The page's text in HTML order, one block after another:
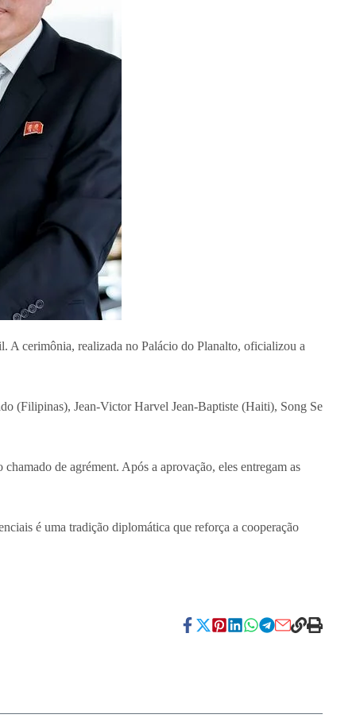
A cerimônia, realizada no Palácio do Planalto, oficializou a
(Filipinas), Jean-Victor Harvel Jean-Baptiste (Haiti), Song Se
de agrément. Após a aprovação, eles entregam as
é uma tradição diplomática que reforça a cooperação